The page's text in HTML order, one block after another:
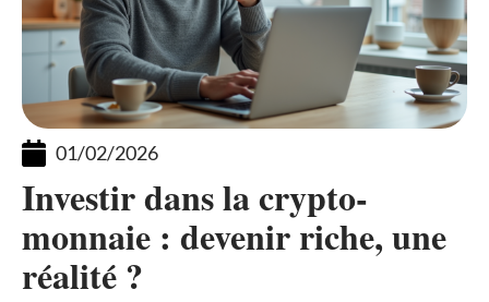
01/02/2026
Investir dans la crypto-
monnaie : devenir riche, une
réalité ?